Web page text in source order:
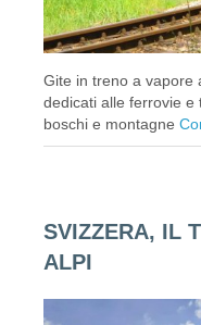
Gite in treno a vapore
dedicati alle ferrovie e
boschi e montagne
SVIZZERA, IL
ALPI